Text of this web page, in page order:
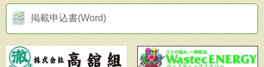
掲載申込書(Word)